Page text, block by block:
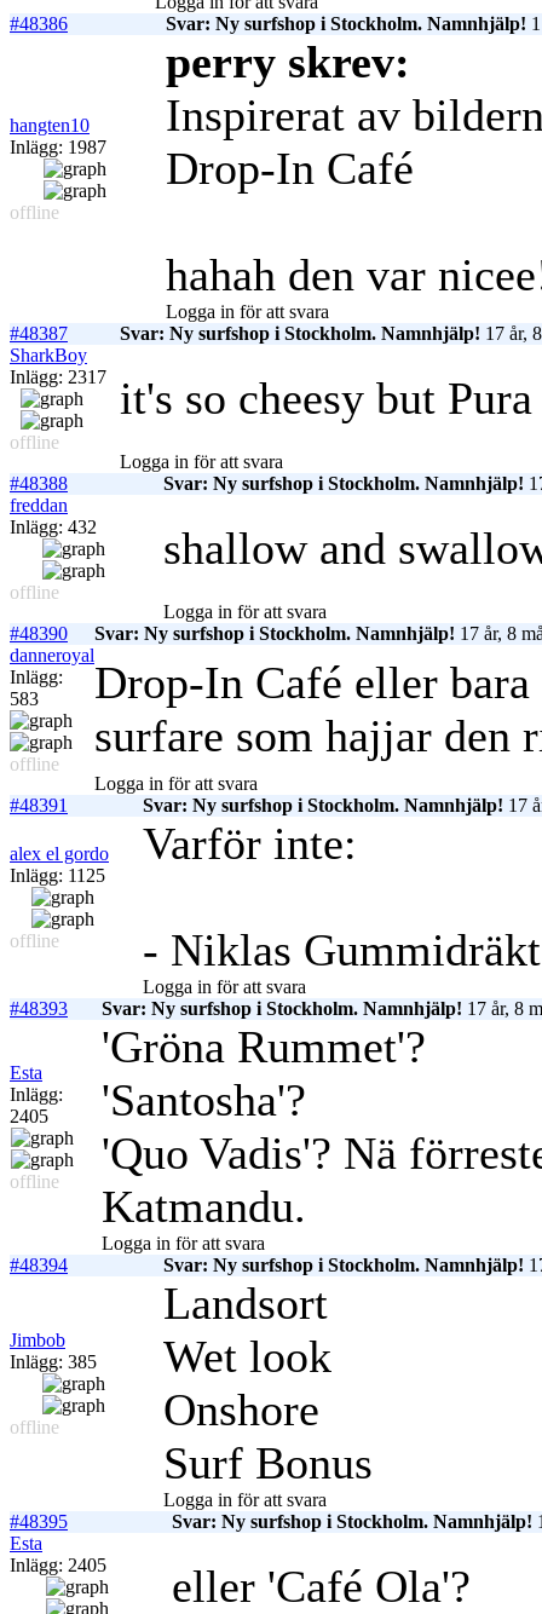
#48386
Svar: Ny surfshop i Stockholm. Namnhjälp!
hangten10
Inlägg: 1987
offline
perry skrev:
Inspirerat av
Drop-In Café
hahah den var
Logga in för att svara
#48387
Svar: Ny surfshop i Stockholm. Namnhjälp! 17 år,
SharkBoy
Inlägg: 2317
offline
it's so cheesy but
Logga in för att svara
#48388
Svar: Ny surfshop i Stockholm. Namnhjälp!
freddan
Inlägg: 432
offline
shallow and
Logga in för att svara
#48390
Svar: Ny surfshop i Stockholm. Namnhjälp! 17 år, 8
danneroyal
Inlägg:
583
offline
Drop-In Café eller
surfare som hajjar den
Logga in för att svara
#48391
Svar: Ny surfshop i Stockholm. Namnhjälp! 17
alex el gordo
Inlägg: 1125
offline
Varför inte:
- Niklas
Logga in för att svara
#48393
Svar: Ny surfshop i Stockholm. Namnhjälp! 17 år, 8
Esta
Inlägg:
2405
offline
'Gröna Rummet'?
'Santosha'?
'Quo Vadis'? Nä
Katmandu.
Logga in för att svara
#48394
Svar: Ny surfshop i Stockholm. Namnhjälp!
Jimbob
Inlägg: 385
offline
Landsort
Wet look
Onshore
Surf Bonus
Logga in för att svara
#48395
Svar: Ny surfshop i Stockholm. Namnhjälp!
Esta
Inlägg: 2405
eller 'Café Ola'?